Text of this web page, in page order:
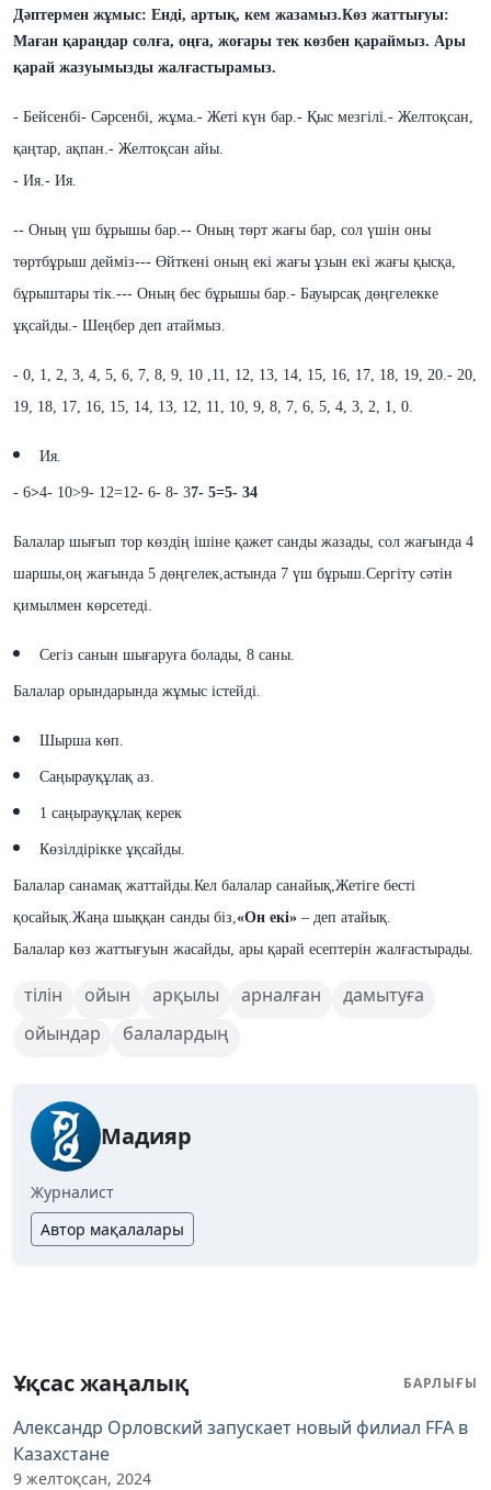
Дәптермен жұмыс: Енді, артық, кем жазамыз.Көз жаттығуы:
Маған қараңдар солға, оңға, жоғары тек көзбен қараймыз. Ары
қарай жазуымызды жалғастырамыз.
- Бейсенбі- Сәрсенбі, жұма. - Жеті күн бар. - Қыс мезгілі. - Желтоқсан,
қаңтар, ақпан. - Желтоқсан айы.
- Ия. - Ия.
-- Оның үш бұрышы бар. -- Оның төрт жағы бар, сол үшін оны
төртбұрыш дейміз--- Өйткені оның екі жағы ұзын екі жағы қысқа,
бұрыштары тік. --- Оның бес бұрышы бар. - Бауырсақ дөңгелекке
ұқсайды. - Шеңбер деп атаймыз.
- 0, 1, 2, 3, 4, 5, 6, 7 , 8, 9, 10 ,11, 12, 13, 14, 15, 16, 17, 18, 19, 20 - 20,
19, 18, 17, 16, 15, 14, 13, 12, 11, 10, 9, 8, 7, 6, 5, 4, 3, 2, 1, 0.
Ия.
- 6>4- 10>9- 12=12- 6- 8- 37- 5=5- 34
Балалар шығып тор көздің ішіне қажет санды жазады, сол жағында 4
шаршы, оң жағында 5 дөңгелек, астында 7 үш бұрыш. Сергіту сәтін
қимылмен көрсетеді.
Сегіз санын шығаруға болады, 8 саны.
Балалар орындарында жұмыс істейді.
Шырша көп.
Саңырауқұлақ аз.
1 саңырауқұлақ керек
Көзілдірікке ұқсайды.
Балалар санамақ жаттайды. Кел балалар санайық, Жетіге бесті
қосайық. Жаңа шыққан санды біз, «Он екі» – деп атайық.
Балалар көз жаттығуын жасайды, ары қарай есептерін жалғастырады.
тілін ойын арқылы арналған
дамытуға
ойындар
балалардың
Мадияр
Журналист
Автор мақалалары
Ұқсас жаңалық БАРЛЫҒЫ
Александр Орловский запускает новый филиал FFA в
Казахстане
9 желтоқсан, 2024